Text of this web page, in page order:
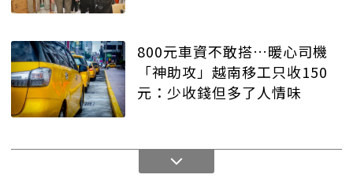
800元車資不敢搭…暖心司機
「神助攻」越南移工只收150
元：少收錢但多了人情味